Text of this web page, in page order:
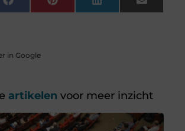
FacebookPinterest LinkedIn Email
in Google
artikelen voor meer inzicht